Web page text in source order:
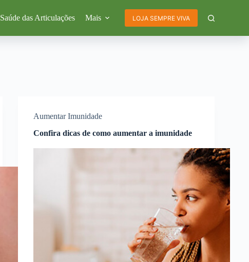
Saúde das Articulações Mais LOJA SEMPRE VIVA
Aumentar Imunidade
Confira dicas de como aumentar a imunidade